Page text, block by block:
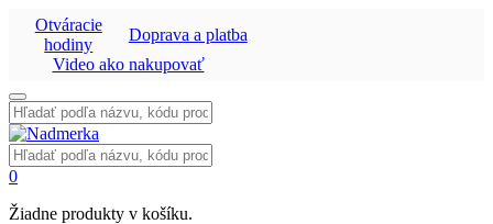
Otváracie
hodiny
Doprava a platba
Video ako nakupovať
Vyhľadať:
Vyhľadať:
0
Žiadne produkty v košíku.